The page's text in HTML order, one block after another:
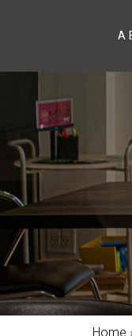
A
Home